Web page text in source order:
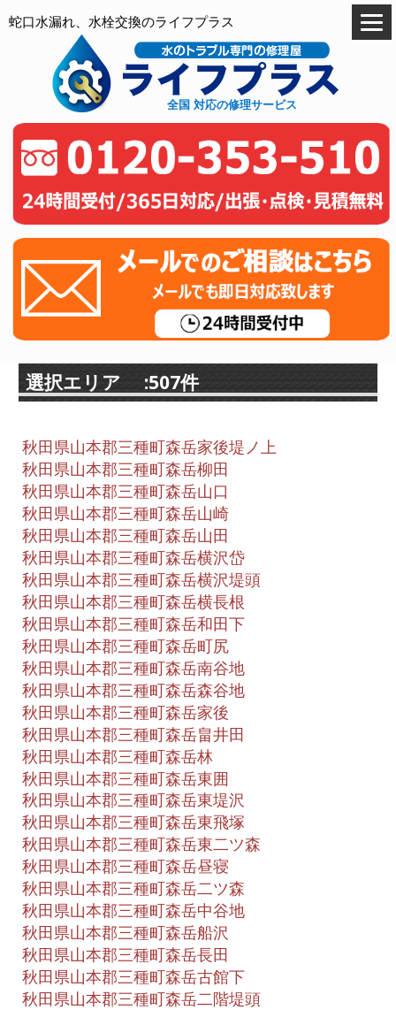
蛇口水漏れ、水栓交換のライフプラス
全国 対応の修理サービス
選択エリア :507件
秋田県山本郡三種町森岳家後堤ノ上
秋田県山本郡三種町森岳柳田
秋田県山本郡三種町森岳山口
秋田県山本郡三種町森岳山崎
秋田県山本郡三種町森岳山田
秋田県山本郡三種町森岳横沢岱
秋田県山本郡三種町森岳横沢堤頭
秋田県山本郡三種町森岳横長根
秋田県山本郡三種町森岳和田下
秋田県山本郡三種町森岳町尻
秋田県山本郡三種町森岳南谷地
秋田県山本郡三種町森岳森谷地
秋田県山本郡三種町森岳家後
秋田県山本郡三種町森岳畠井田
秋田県山本郡三種町森岳林
秋田県山本郡三種町森岳東囲
秋田県山本郡三種町森岳東堤沢
秋田県山本郡三種町森岳東飛塚
秋田県山本郡三種町森岳東二ツ森
秋田県山本郡三種町森岳昼寝
秋田県山本郡三種町森岳二ツ森
秋田県山本郡三種町森岳中谷地
秋田県山本郡三種町森岳船沢
秋田県山本郡三種町森岳長田
秋田県山本郡三種町森岳古館下
秋田県山本郡三種町森岳二階堤頭